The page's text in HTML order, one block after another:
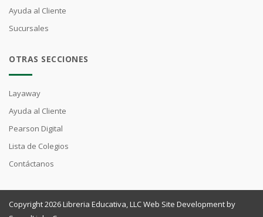
Ayuda al Cliente
Sucursales
OTRAS SECCIONES
Layaway
Ayuda al Cliente
Pearson Digital
Lista de Colegios
Contáctanos
Copyright 2026 Libreria Educativa, LLC Web Site Development by